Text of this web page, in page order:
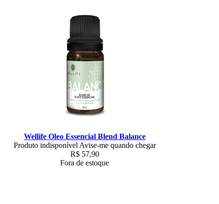
Wellife Oleo Essencial Blend Balance
Produto indisponível Avise-me quando chegar
R$ 57,90
Fora de estoque